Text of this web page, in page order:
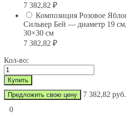
7 382,82 ₽
Композиция Розовое
Сильвер Бей — диаметр 19
30×30 см
7 382,82 ₽
Кол-во:
Предложить свою цену
7 382,82 руб.
0